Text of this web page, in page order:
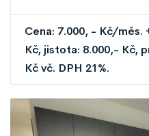
Cena: 7.000, - Kč/měs.
Kč, jistota: 8.000,- Kč,
Kč vč. DPH 21%.